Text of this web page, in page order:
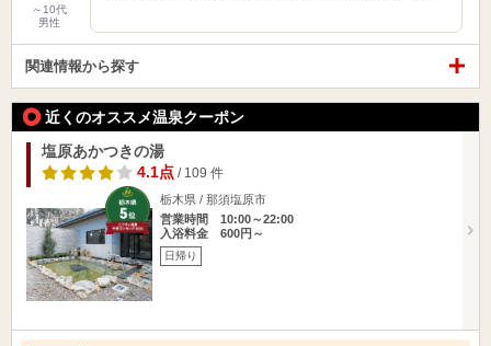
～10代
男性
関連情報から探す
近くのオススメ温泉クーポン
塩原あかつきの湯
4.1点/ 109 件
栃木県 / 那須塩原市
営業時間 10:00～22:00
入浴料金 600円～
日帰り